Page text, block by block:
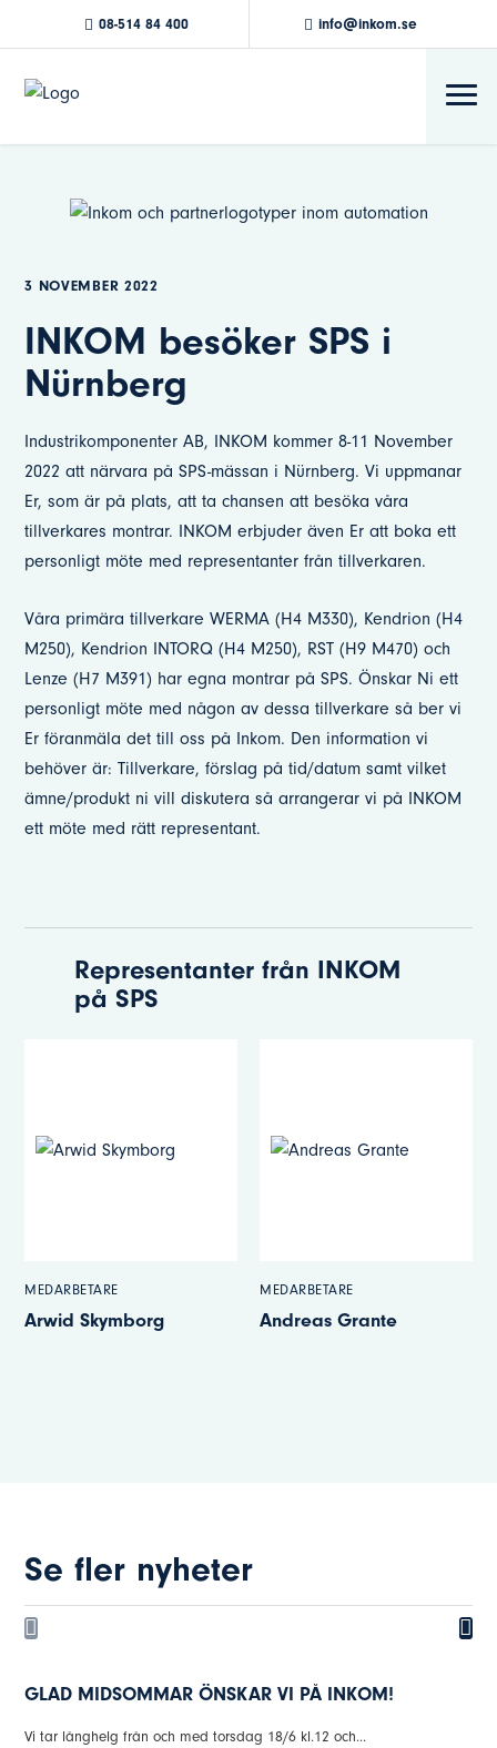
08-514 84 400 info@inkom.se
3 NOVEMBER 2022
INKOM besöker SPS i
Nürnberg
Industrikomponenter AB, INKOM kommer 8-11 November
2022 att närvara på SPS-mässan i Nürnberg. Vi uppmanar
Er, som är på plats, att ta chansen att besöka våra
tillverkares montrar. INKOM erbjuder även Er att boka ett
personligt möte med representanter från tillverkaren.
Våra primära tillverkare WERMA (H4 M330), Kendrion (H4
M250), Kendrion INTORQ (H4 M250), RST (H9 M470) och
Lenze (H7 M391) har egna montrar på SPS. Önskar Ni ett
personligt möte med någon av dessa tillverkare så ber vi
Er föranmäla det till oss på Inkom. Den information vi
behöver är: Tillverkare, förslag på tid/datum samt vilket
ämne/produkt ni vill diskutera så arrangerar vi på INKOM
ett möte med rätt representant.
Representanter från INKOM
på SPS
MEDARBETARE
Arwid Skymborg
MEDARBETARE
Andreas Grante
Se fler nyheter
Glad Påsk!
Vi på INKOM önskar alla våra kunder och leverantörer en...